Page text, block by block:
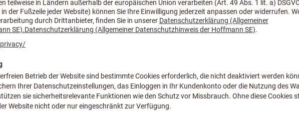
Flächenspannfutter mit